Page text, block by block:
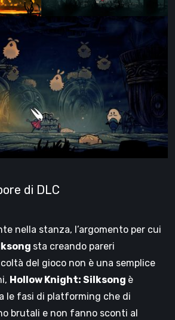
di DLC
nella stanza, l’argomento per cui
sta creando pareri
del gioco non è una semplice
Hollow Knight: Silksong è
le fasi di platforming che di
brutali e non fanno sconti al